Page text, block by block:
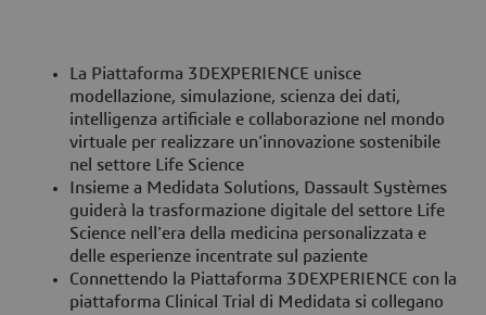
La Piattaforma 3DEXPERIENCE unisce
modellazione, simulazione, scienza dei dati,
intelligenza artificiale e collaborazione nel mondo
virtuale per realizzare un'innovazione sostenibile
nel settore Life Science
Insieme a Medidata Solutions, Dassault Systèmes
guiderà la trasformazione digitale del settore Life
Science nell'era della medicina personalizzata e
delle esperienze incentrate sul paziente
Connettendo la Piattaforma 3DEXPERIENCE con la
piattaforma Clinical Trial di Medidata si collegano